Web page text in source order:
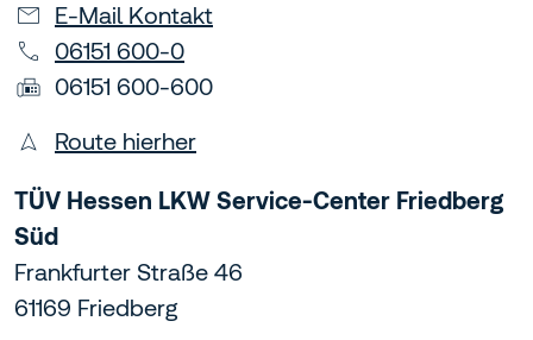
E-Mail Kontakt
06151 600-0
06151 600-600
Route hierher
TÜV Hessen LKW Service-Center Friedberg
Süd
Frankfurter Straße 46
61169 Friedberg